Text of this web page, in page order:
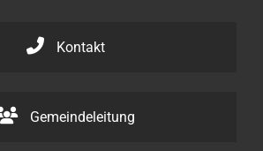
Kontakt
Gemeindeleitung